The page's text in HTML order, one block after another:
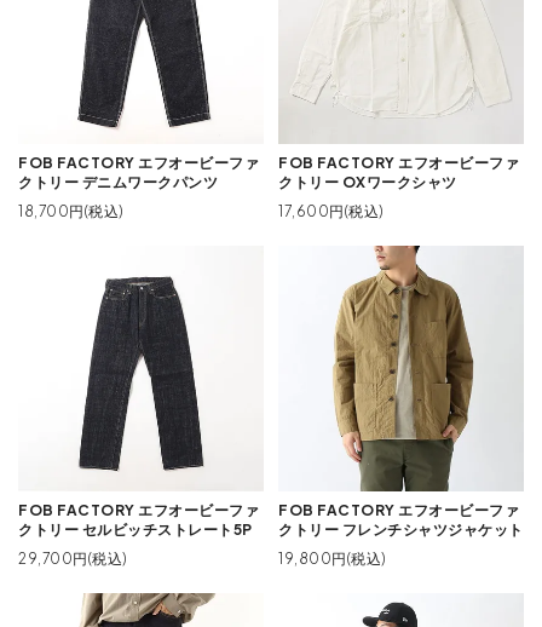
FOB FACTORY エフオービーファ
クトリー デニムワークパンツ
18,700円(税込)
FOB FACTORY エフオービーファ
クトリー OXワークシャツ
17,600円(税込)
FOB FACTORY エフオービーファ
クトリー セルビッチストレート5P
29,700円(税込)
FOB FACTORY エフオービーファ
クトリー フレンチシャツジャケット
19,800円(税込)